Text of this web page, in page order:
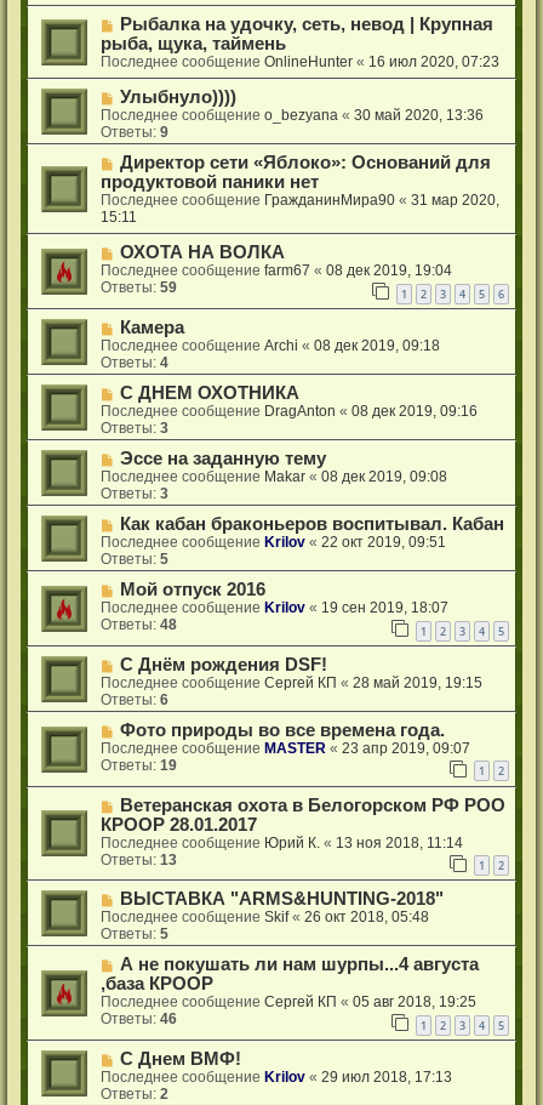
Рыбалка на удочку, сеть, невод | Крупная
рыба, щука, таймень
Последнее сообщениеOnlineHunter « 16 июл 2020, 07:23
Улыбнуло))))
Последнее сообщениеo_bezyana «30 май 2020, 13:36
Ответы:9
Директор сети «Яблоко»: Оснований для
продуктовой паники нет
Последнее сообщение ГражданинМира90 «31 мар 2020,
15:11
ОХОТА НА ВОЛКА
Последнее сообщениеfarm67 «08 дек 2019, 19:04
Ответы:59 1 2 3 4 5 6
Камера
Последнее сообщениеArchi «08 дек 2019, 09:18
Ответы:4
С ДНЕМ ОХОТНИКА
Последнее сообщение DragAnton «08 дек 2019, 09:16
Ответы:3
Эссе на заданную тему
Последнее сообщение Makar «08 дек 2019, 09:08
Ответы:3
Как кабан браконьеров воспитывал. Кабан
Последнее сообщение Krilov «22 окт 2019, 09:51
Ответы:5
Мой отпуск 2016
Последнее сообщение Krilov « 19 сен 2019, 18:07
Ответы:48 1 2 3 4 5
С Днём рождения DSF!
Последнее сообщениеСергей КП «28 май 2019, 19:15
Ответы:6
Фото природы во все времена года.
Последнее сообщениеMASTER «23 апр 2019, 09:07
Ответы:19 1 2
Ветеранская охота в Белогорском РФ РОО
КРООР 28.01.2017
Последнее сообщение Юрий К. « 13 ноя 2018, 11:14
Ответы:13 1 2
ВЫСТАВКА "ARMS&HUNTING-2018"
Последнее сообщениеSkif«26 окт 2018, 05:48
Ответы:5
А не покушать ли нам шурпы...4 августа
,база КРООР
Последнее сообщениеСергей КП «05 авг 2018, 19:25
Ответы:46 1 2 3 4 5
С Днем ВМФ!
Последнее сообщение Krilov «29 июл 2018, 17:13
Ответы:2